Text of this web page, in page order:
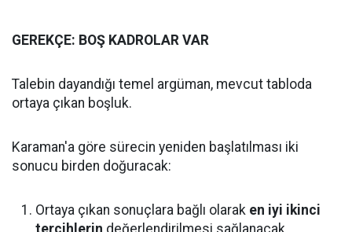
GEREKÇE: BOŞ KADROLAR VAR
Talebin dayandığı temel argüman, mevcut tabloda
ortaya çıkan boşluk.
Karaman'a göre sürecin yeniden başlatılması iki
sonucu birden doğuracak:
Ortaya çıkan sonuçlara bağlı olarak en iyi ikinci
tercihlerin değerlendirilmesi sağlanacak